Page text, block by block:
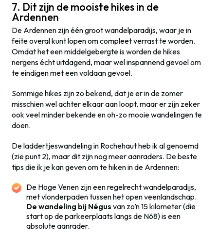
7. Dit zijn de mooiste hikes in de
Ardennen
De Ardennen zijn één groot wandelparadijs, waar je in
feite overal kunt lopen om compleet verrast te worden.
Omdat het een middelgebergte is worden de hikes
nergens écht uitdagend, maar wel inspannend gevoel om
te eindigen met een voldaan gevoel.
Sommige hikes zijn zo bekend, dat je er in de zomer
misschien wel achter elkaar aan loopt, maar er zijn zeker
ook veel minder bekende en oh-zo mooie wandelingen te
doen.
De laddertjeswandeling in Rochehaut heb ik al genoemd
(zie punt 2), maar dit zijn nog meer aanraders. De beste
tips die ik je kan geven om te hiken in de Ardennen:
De Hoge Venen zijn een regelrecht wandelparadijs,
met vlonderpaden tussen het open veenlandschap.
De wandeling bij Négus van zo’n 15 kilometer (die
start op de parkeerplaats langs de N68) is een
absolute aanrader.